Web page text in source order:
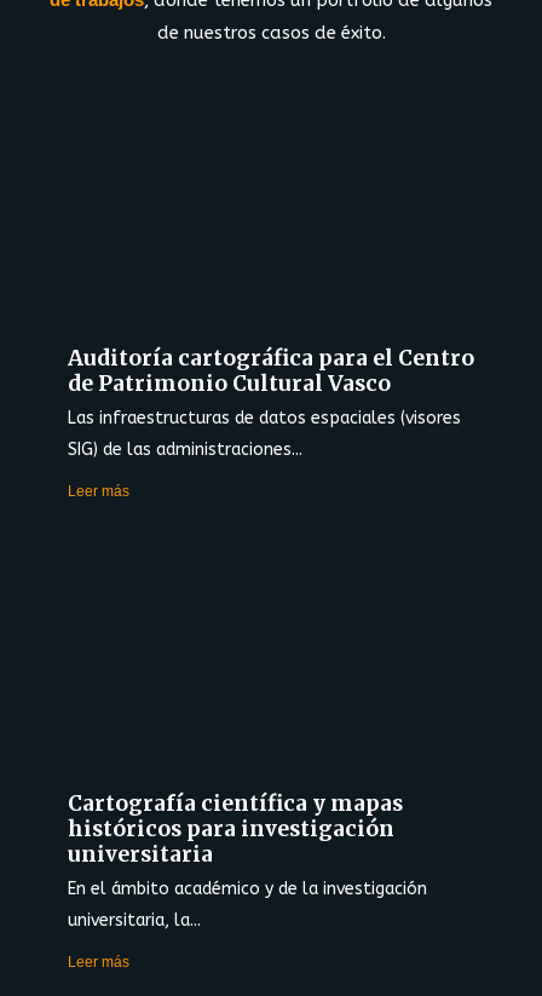
de nuestros casos de éxito.
Auditoría cartográfica para el Centro
de Patrimonio Cultural Vasco
Las infraestructuras de datos espaciales (visores
SIG) de las administraciones...
Leer más
Cartografía científica y mapas
históricos para investigación
universitaria
En el ámbito académico y de la investigación
universitaria, la...
Leer más